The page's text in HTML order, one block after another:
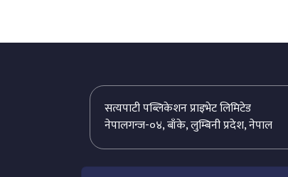
सत्यपाटी पब्लिकेशन प्राइभेट लिमिटेड
नेपालगन्ज-०४, बाँके, लुम्बिनी प्रदेश, नेपाल